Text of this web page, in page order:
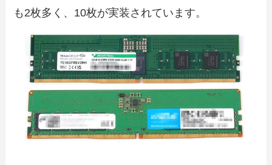
も2枚多く、10枚が実装されています。